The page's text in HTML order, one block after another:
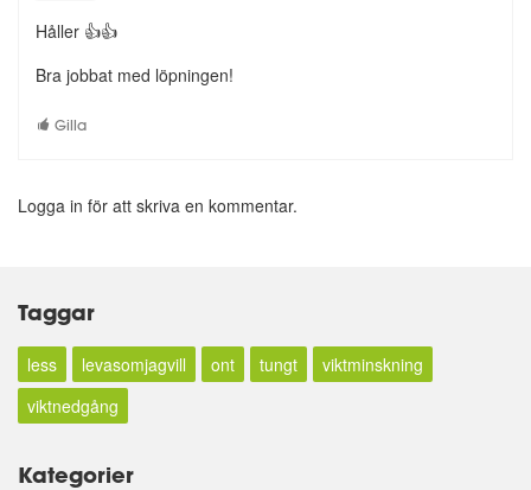
Håller 👍👍
Bra jobbat med löpningen!
Gilla
Logga in för att skriva en kommentar.
Taggar
less levasomjagvill ont tungt
viktminskning
viktnedgång
Kategorier